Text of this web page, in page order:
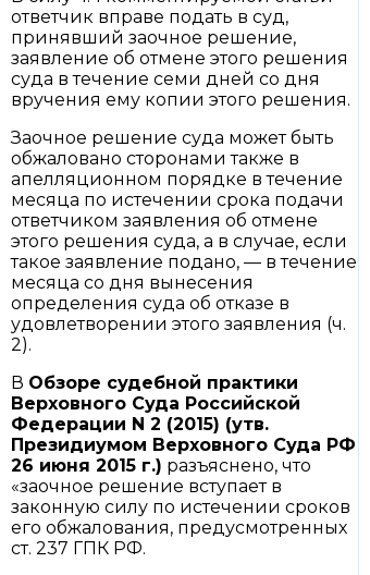
ответчик вправе подать в суд,
принявший заочное решение,
заявление об отмене этого решения
суда в течение семи дней со дня
вручения ему копии этого решения.
Заочное решение суда может быть
обжаловано сторонами также в
апелляционном порядке в течение
месяца по истечении срока подачи
ответчиком заявления об отмене
этого решения суда, а в случае, если
такое заявление подано, — в течение
месяца со дня вынесения
определения суда об отказе в
удовлетворении этого заявления (ч.
2).
В Обзоре судебной практики
Верховного Суда Российской
Федерации N 2 (2015) (утв.
Президиумом Верховного Суда РФ
26 июня 2015 г.) разъяснено, что
«заочное решение вступает в
законную силу по истечении сроков
его обжалования, предусмотренных
ст. 237 ГПК РФ.